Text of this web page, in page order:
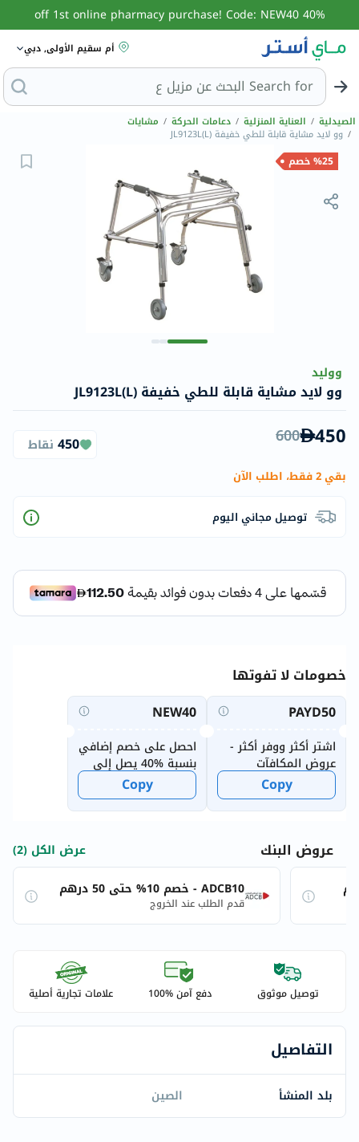
40% off 1st online pharmacy purchase! Code: NEW40
أم سقيم الأولى, دبي
Search for البحث عن مزيل عرق
الصيدلية / العناية المنزلية / دعامات الحركة / مشايات
/ وو لايد مشاية قابلة للطي خفيفة JL9123L(L)
%25 خصم
ووليد
وو لايد مشاية قابلة للطي خفيفة JL9123L(L)
450
600
450 نقاط
بقي 2 فقط، اطلب الآن
توصيل مجاني اليوم
خصومات لا تفوتها
PAYD50
اشتر أكثر ووفر أكثر -
عروض المكافآت
الأسبوعيةCopy
NEW40
احصل على خصم إضافي
بنسبة %40 يصل إلى
20 درهماً إماراتياً
للمستخدمين الجدد
Copy
عروض البنك
عرض الكل (2)
ADCB10 - خصم 10% حتى 50 درهم
قدم الطلب عند الخروج
توصيل موثوق دفع آمن %100 علامات تجارية أصلية
التفاصيل
بلد المنشأ الصين